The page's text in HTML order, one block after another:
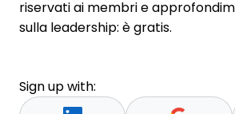
riservati ai membri e
sulla leadership: è gratis.
Sign up with: